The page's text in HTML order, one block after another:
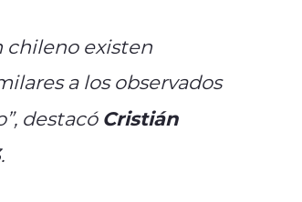
chileno existen
a los observados
destacó Cristián